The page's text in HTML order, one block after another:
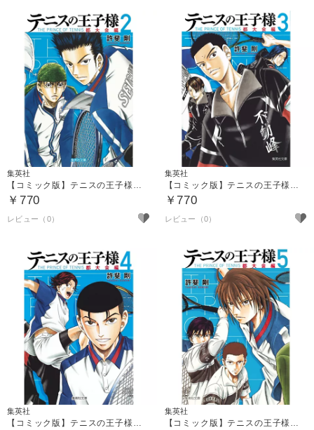
集英社
【コミック版】テニスの王子様 都大会編 ２
￥770
集英社
【コミック版】テニスの王子様 都大会編 ３
￥770
集英社
【コミック版】テニスの王子様 都大会編 ４
集英社
【コミック版】テニスの王子様 都大会編 ５